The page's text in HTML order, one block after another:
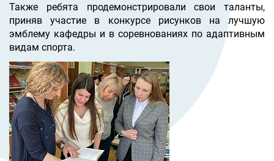
Также ребята продемонстрировали свои таланты,
приняв участие в конкурсе рисунков на лучшую
эмблему кафедры и в соревнованиях по адаптивным
видам спорта.